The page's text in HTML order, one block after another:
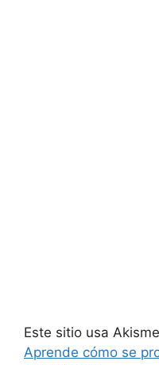
Este sitio usa
Aprende cómo se